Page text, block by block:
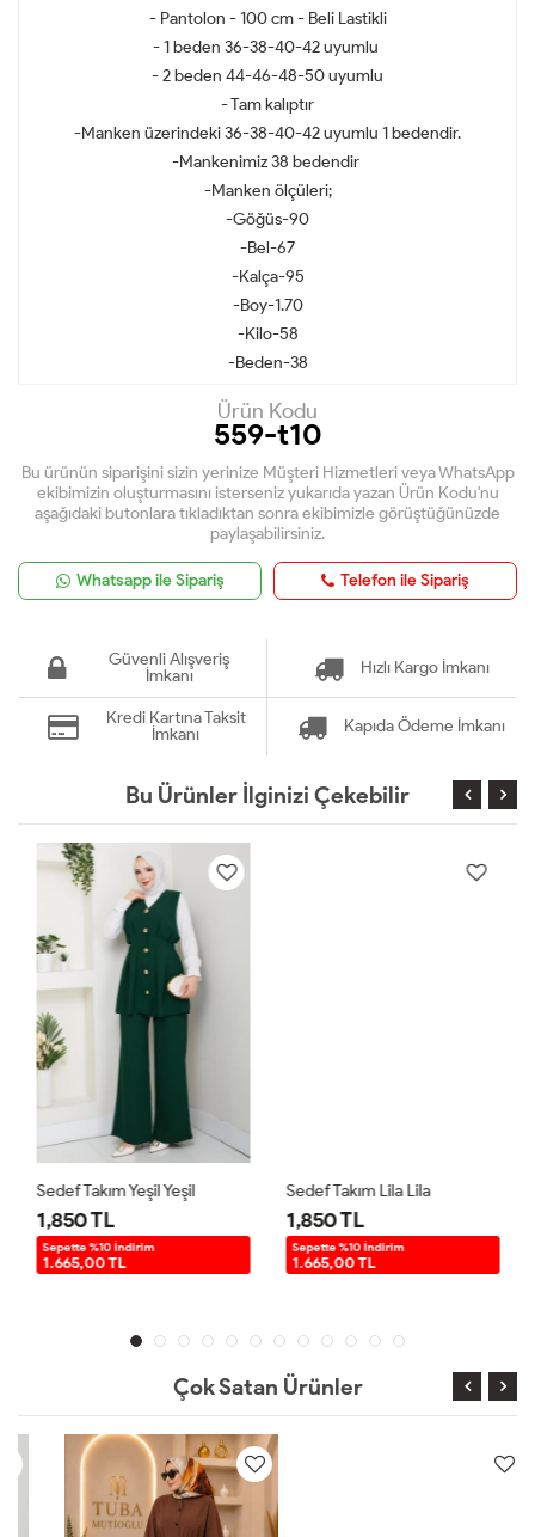
- Pantolon - 100 cm - Beli Lastikli
- 1 beden 36-38-40-42 uyumlu
- 2 beden 44-46-48-50 uyumlu
- Tam kalıptır
-Manken üzerindeki 36-38-40-42 uyumlu 1 bedendir.
-Mankenimiz 38 bedendir
-Manken ölçüleri;
-Göğüs-90
-Bel-67
-Kalça-95
-Boy-1.70
-Kilo-58
-Beden-38
Ürün Kodu
559-t10
Bu ürünün siparişini sizin yerinize Müşteri Hizmetleri veya WhatsApp
ekibimizin oluşturmasını isterseniz yukarıda yazan Ürün Kodu'nu
aşağıdaki butonlara tıkladıktan sonra ekibimizle görüştüğünüzde
paylaşabilirsiniz.
Whatsapp ile Sipariş Telefon ile Sipariş
Güvenli Alışveriş
İmkanı
Hızlı Kargo İmkanı
Kredi Kartına Taksit
İmkanı
Kapıda Ödeme İmkanı
Bu Ürünler İlginizi Çekebilir
Sedef Takım Yeşil Yeşil
1,850 TL
Sepette %10 İndirim
1.665,00 TL
Sedef Takım Lila Lila
1,850 TL
Sepette %10 İndirim
1.665,00 TL
Çok Satan Ürünler